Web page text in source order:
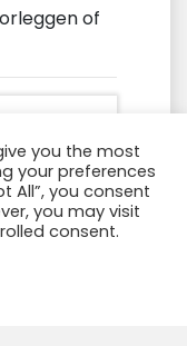
of
you the most
your preferences
All”, you consent
you may visit
consent.